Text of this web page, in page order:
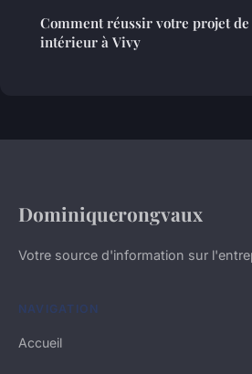
Comment réussir votre projet
intérieur à Vivy
Dominiquerongvaux
Votre source d'information sur
NAVIGATION
Accueil